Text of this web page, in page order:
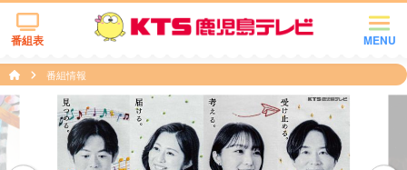
MENU
番組表
番組情報